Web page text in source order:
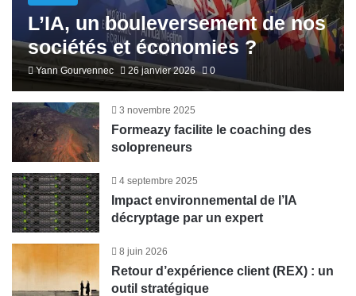
L’IA, un bouleversement de nos
sociétés et économies ?
Yann Gourvennec 26 janvier 2026 0
3 novembre 2025
Formeazy facilite le coaching des
solopreneurs
4 septembre 2025
Impact environnemental de l’IA
décryptage par un expert
8 juin 2026
Retour d’expérience client (REX) : un
outil stratégique